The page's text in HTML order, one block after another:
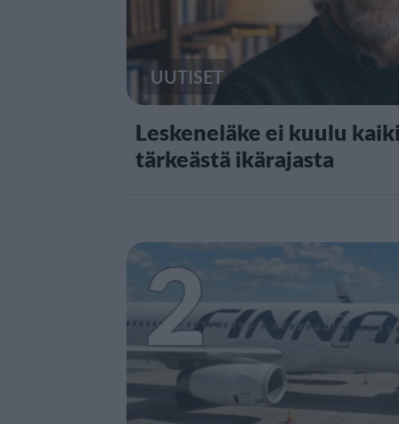
UUTISET
Leskeneläke ei kuulu
tärkeästä ikärajasta
2